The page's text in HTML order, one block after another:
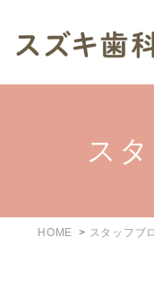
ス
HOME スタッフブ